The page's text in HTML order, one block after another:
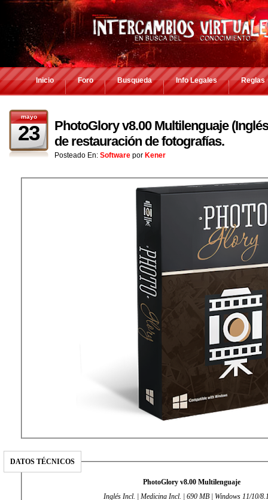
Inicio Foro Busqueda Info Legales Reglas
mayo
23
PhotoGlory v8.00 Multilenguaje
de restauración de fotografías.
Posteado En: Software por Kener
DATOS TÉCNICOS
PhotoGlory v8.00 Multilenguaje
Inglés Incl. | Medicina Incl. | 690 MB | Windows 11/10/